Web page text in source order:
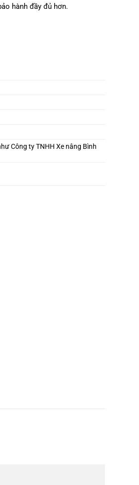
hành đầy đủ hơn.
Công ty TNHH Xe nâng Bình